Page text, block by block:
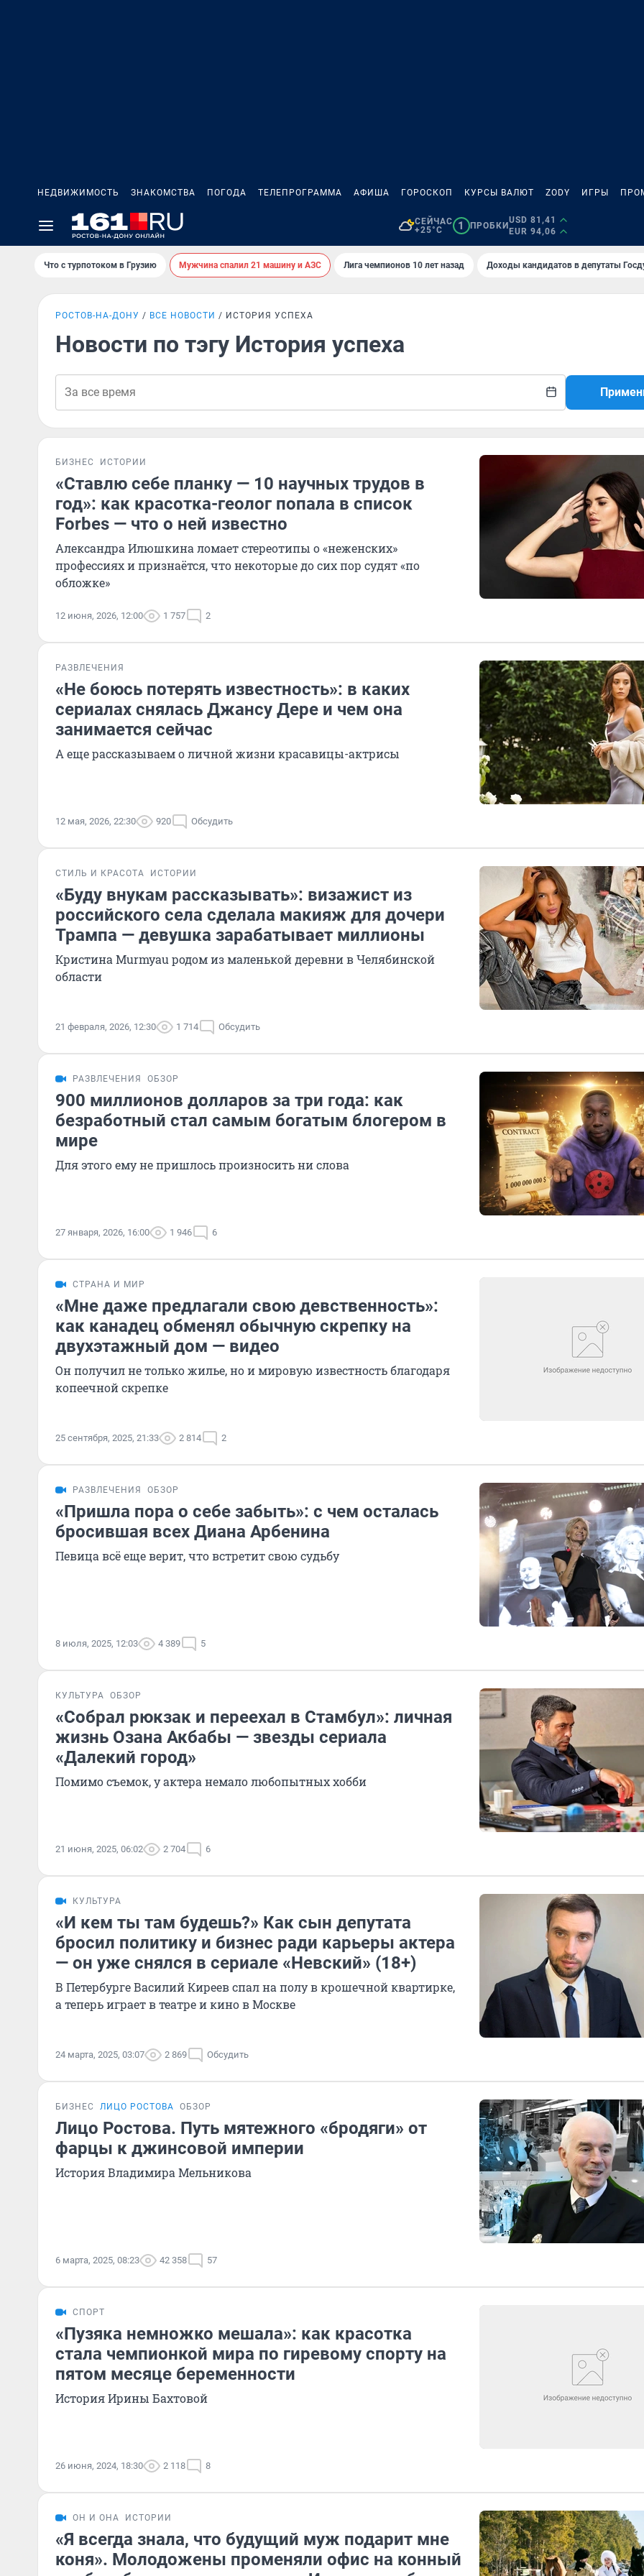
НЕДВИЖИМОСТЬ ЗНАКОМСТВА ПОГОДА ТЕЛЕПРОГРАММА АФИША ГОРОСКОП КУРСЫ ВАЛЮТ ZODY ИГРЫ
СЕЙЧАС
+25°C
1 ПРОБКИ
USD 81,41
EUR 94,06
Что с турпотоком в Грузию Мужчина спалил 21 машину и АЗС Лига чемпионов 10 лет назад Доходы кандидатов в депутаты
РОСТОВ-НА-ДОНУ ВСЕ НОВОСТИ ИСТОРИЯ УСПЕХА
Новости по тэгу История успеха
БИЗНЕС ИСТОРИИ
«Ставлю себе планку — 10 научных трудов в
год»: как красотка-геолог попала в список
Forbes — что о ней известно
Александра Илюшкина ломает стереотипы о «неженских»
профессиях и признаётся, что некоторые до сих пор судят «по
обложке»
12 июня, 2026, 12:00 1 757 2
РАЗВЛЕЧЕНИЯ
«Не боюсь потерять известность»: в каких
сериалах снялась Джансу Дере и чем она
занимается сейчас
А еще рассказываем о личной жизни красавицы-актрисы
12 мая, 2026, 22:30 920 Обсудить
СТИЛЬ И КРАСОТА ИСТОРИИ
«Буду внукам рассказывать»: визажист из
российского села сделала макияж для дочери
Трампа — девушка зарабатывает миллионы
Кристина Murmyau родом из маленькой деревни в Челябинской
области
21 февраля, 2026, 12:30 1 714 Обсудить
РАЗВЛЕЧЕНИЯ ОБЗОР
900 миллионов долларов за три года: как
безработный стал самым богатым блогером в
мире
Для этого ему не пришлось произносить ни слова
27 января, 2026, 16:00 1 946 6
СТРАНА И МИР
«Мне даже предлагали свою девственность»:
как канадец обменял обычную скрепку на
двухэтажный дом — видео
Он получил не только жилье, но и мировую известность благодаря
копеечной скрепке
25 сентября, 2025, 21:33 2 814 2
РАЗВЛЕЧЕНИЯ ОБЗОР
«Пришла пора о себе забыть»: с чем осталась
бросившая всех Диана Арбенина
Певица всё еще верит, что встретит свою судьбу
8 июля, 2025, 12:03 4 389 5
КУЛЬТУРА ОБЗОР
«Собрал рюкзак и переехал в Стамбул»: личная
жизнь Озана Акбабы — звезды сериала
«Далекий город»
Помимо съемок, у актера немало любопытных хобби
21 июня, 2025, 06:02 2 704 6
КУЛЬТУРА
«И кем ты там будешь?» Как сын депутата
бросил политику и бизнес ради карьеры актера
— он уже снялся в сериале «Невский» (18+)
В Петербурге Василий Киреев спал на полу в крошечной квартирке,
а теперь играет в театре и кино в Москве
24 марта, 2025, 03:07 2 869 Обсудить
БИЗНЕС ЛИЦО РОСТОВА ОБЗОР
Лицо Ростова. Путь мятежного «бродяги» от
фарцы к джинсовой империи
История Владимира Мельникова
6 марта, 2025, 08:23 42 358 57
СПОРТ
«Пузяка немножко мешала»: как красотка
стала чемпионкой мира по гиревому спорту на
пятом месяце беременности
История Ирины Бахтовой
26 июня, 2024, 18:30 2 118 8
ОН И ОНА ИСТОРИИ
«Я всегда знала, что будущий муж подарит мне
коня». Молодожены променяли офис на конный